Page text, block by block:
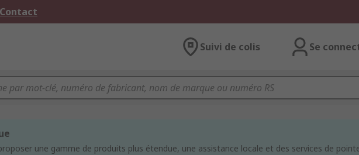
Suivi de colis Se
une gamme de produits plus étendue, une assistance locale et des services de